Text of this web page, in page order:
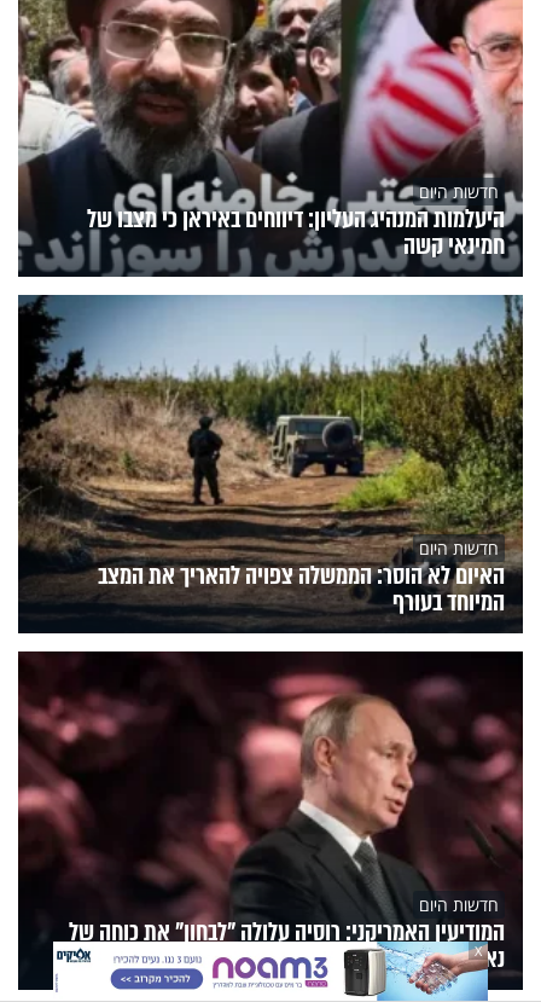
חדשות היום
היעלמות המנהיג העליון: דיווחים באיראן כי מצבו של
חמינאי קשה
חדשות היום
האיום לא הוסר: הממשלה צפויה להאריך את המצב
המיוחד בעורף
חדשות היום
המודיעין האמריקני: רוסיה עלולה "לבחון" את כוחה של
נאט"ו כבר בסתיו הקרוב
X